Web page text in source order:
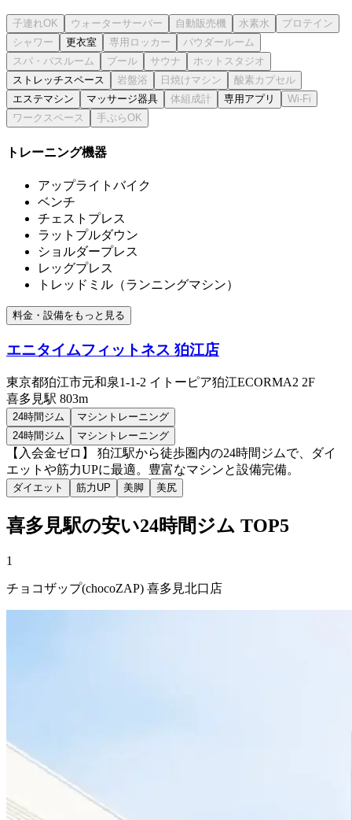
更衣室
ストレッチスペース
エステマシン
マッサージ器具 専用アプリ
トレーニング機器
アップライトバイク
ベンチ
チェストプレス
ラットプルダウン
ショルダープレス
レッグプレス
トレッドミル（ランニングマシン）
料金・設備をもっと見る
エニタイムフィットネス 狛江店
東京都狛江市元和泉1-1-2 イトーピア狛江ECORMA2 2F
喜多見駅 803m
24時間ジム
マシントレーニング
24時間ジム
マシントレーニング
【入会金ゼロ】 狛江駅から徒歩圏内の24時間ジムで、ダイ
エットや筋力UPに最適。豊富なマシンと設備完備。
ダイエット 筋力UP 美脚 美尻
喜多見駅の安い24時間ジム TOP5
1
チョコザップ(chocoZAP) 喜多見北口店